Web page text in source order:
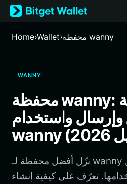
English
日本語
Русский
Italiano
Deutsch
简体中文
繁體中文
Português (Portugal)
ภาษาไทย
हिन्दी
Home›Wallet› محفظة wanny
WANNY
محفظة wanny: أفضل محفظة
وإرسال واستخدام
نزّل أفضل محفظة لـ wanny لتخزين wanny
تعرّف على كيفية إنشاء